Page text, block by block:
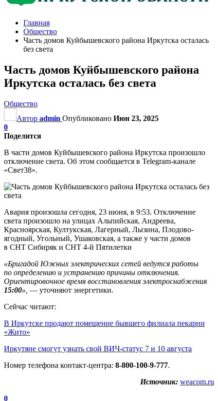
Главная
Общество
Часть домов Куйбышевского района Иркутска осталась
без света
Часть домов Куйбышевского района
Иркутска осталась без света
Общество
Автор admin Опубликовано Июн 23, 2025
0
Поделится
В части домов Куйбышевского района Иркутска произошло
отключение света. Об этом сообщается в Telegram-канале
«Свет38».
Авария произошла сегодня, 23 июня, в 9:53. Отключение
света произошло на улицах Альпийская, Андреева,
Красноярская, Култукская, Лагерный, Лызина, Плодово-
ягодный, Угольный, Ушаковская, а также у части домов
в СНТ Сибиряк и СНТ 4-й Пятилетки
«Бригадой Южных электрических сетей ведутся работы
по определению и устранению причины отключения.
Ориентировочное время восстановления электроснабжения
15:00», — уточняют энергетики.
Сейчас читают:
В Иркутске продают помещение бывшего филиала пекарни
«Жито»
Иркутяне смогут узнать свой ВИЧ-статус 7 и 10 августа
Номер телефона контакт-центра: 8-800-100-9-777.
Источник: weacom.ru
0